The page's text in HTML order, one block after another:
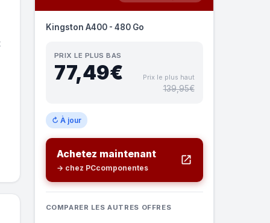
Kingston A400 - 480 Go
PRIX LE PLUS BAS
77,49€ Prix le plus haut
139,95€
↻ À jour
Achetez maintenant
→ chez PCcomponentes
COMPARER LES AUTRES OFFRES